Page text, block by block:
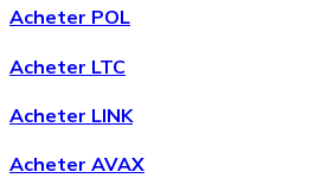
Acheter POL
Acheter LTC
Acheter LINK
Acheter AVAX